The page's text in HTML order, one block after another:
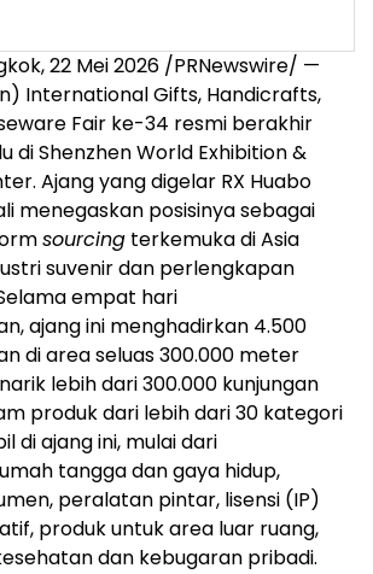
22 Mei 2026 /PRNewswire/ —
International Gifts, Handicrafts,
Fair ke-34 resmi berakhir
di Shenzhen World Exhibition &
Ajang yang digelar RX Huabo
menegaskan posisinya sebagai
sourcing terkemuka di Asia
suvenir dan perlengkapan
empat hari
ajang ini menghadirkan 4.500
di area seluas 300.000 meter
lebih dari 300.000 kunjungan
produk dari lebih dari 30 kategori
di ajang ini, mulai dari
tangga dan gaya hidup,
peralatan pintar, lisensi (IP)
produk untuk area luar ruang,
dan kebugaran pribadi.